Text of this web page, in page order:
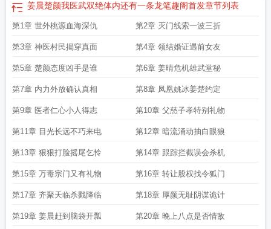
姜晨楚颜我医武双绝体内还有一条龙笔趣阁首发章节列表
第1章 世外桃源血海深仇 第2章 灭门线索一波三折
第3章 神医村民揭穿真面 第4章 领结婚证遇前女友
第5章 楚颜态度凶手是谁 第6章 姜晴危机雄武堂秘
第7章 内力外放确认真相 第8章 凤凰姚冰姜楚约定
第9章 医者仁心小人得志 第10章 父慈子孝特别礼物
第11章 目光长远不巧来电 第12章 暗流涌动抽白眼狼
第13章 狠狠打脸摇尾乞怜 第14章 跟踪拦截误会杀机
第15章 万毒宗门又有礼物 第16章 转让股权找令狐门
第17章 齐聚天临杀戮降临 第18章 厚颜无耻阴谋诡计
第19章 姜晨赶到脑袋开瓢 第20章 晚上八点是否情敌